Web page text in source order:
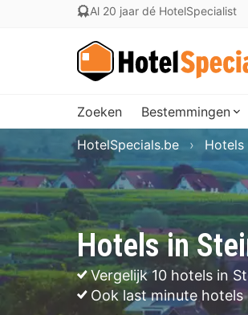
Al 20 jaar dé HotelSpecialist
Zoeken Bestemmingen
Hotels in
Vergelijk 10 hotels in
Ook last minute
HotelSpecials.be Hotels